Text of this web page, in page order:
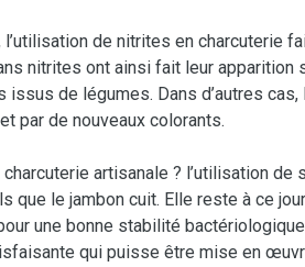
de nitrites en charcuterie
nitrites ont ainsi fait leur apparition
de légumes. Dans d’autres
par de nouveaux colorants.
charcuterie artisanale ? l’utilisation
que le jambon cuit. Elle reste à ce
une bonne stabilité
qui puisse être mise en